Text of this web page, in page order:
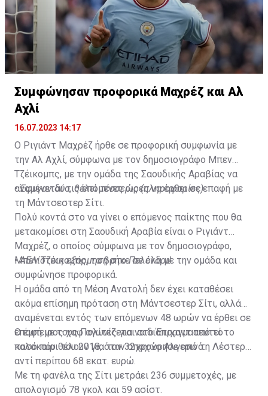
Συμφώνησαν προφορικά Μαχρέζ και Αλ
Αχλί
16.07.2023 14:17
Ο Ριγιάντ Μαχρέζ ήρθε σε προφορική συμφωνία με
την Αλ Αχλί, σύμφωνα με τον δημοσιογράφο Μπεν
Τζέικομπς, με την ομάδα της Σαουδικής Αραβίας να
αναμένεται τις επόμενες ώρες να έρθει σε επαφή με
τη Μάντσεστερ Σίτι.
•Έφυγαν δύο, θέλει τέσσερις (πληροφορίες)
Πολύ κοντά στο να γίνει ο επόμενος παίκτης που θα
μετακομίσει στη Σαουδική Αραβία είναι ο Ριγιάντ
Μαχρέζ, ο οποίος σύμφωνα με τον δημοσιογράφο,
Μπεν Τζέικομπς, τα βρήκε σε όλα με την ομάδα και
συμφώνησε προφορικά.
•ΑΕΛίστικη εξόρμηση στο Πελένδρι!
Η ομάδα από τη Μέση Ανατολή δεν έχει καταθέσει
ακόμα επίσημη πρόταση στη Μάντσεστερ Σίτι, αλλά
αναμένεται εντός των επόμενων 48 ωρών να έρθει σε
επαφή με τους Πολίτες για να διαπραγματευτεί το
ποσό που θέλουν για τον 32χρονο Αλγερινό.
Ο έμπειρος χαφ αγωνίζεται στο Έτιχαντ από το
καλοκαίρι του 2018, όταν αποχώρησε από τη Λέστερ
αντί περίπου 68 εκατ. ευρώ.
Με τη φανέλα της Σίτι μετράει 236 συμμετοχές, με
απολογισμό 78 γκολ και 59 ασίστ.